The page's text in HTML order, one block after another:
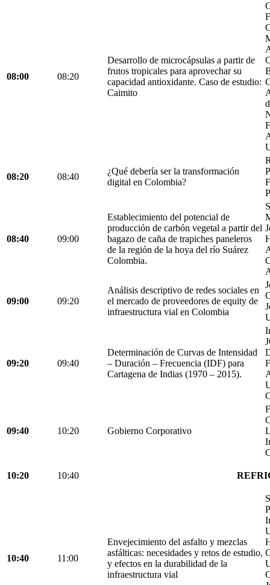
08:00 08:20
Desarrollo de microcápsulas a partir de
frutos tropicales para aprovechar su
capacidad antioxidante. Caso de estudio:
Caimito
08:20 08:40
¿Qué debería ser la transformación
digital en Colombia?
08:40 09:00
Establecimiento del potencial de
producción de carbón vegetal a partir del
bagazo de caña de trapiches paneleros
de la región de la hoya del río Suárez
Colombia.
09:00 09:20
Análisis descriptivo de redes sociales en
el mercado de proveedores de equity de
infraestructura vial en Colombia
09:20 09:40
Determinación de Curvas de Intensidad
– Duración – Frecuencia (IDF) para
Cartagena de Indias (1970 – 2015).
09:40 10:20 Gobierno Corporativo
10:20 10:40
10:40 11:00
Envejecimiento del asfalto y mezclas
asfálticas: necesidades y retos de estudio,
y efectos en la durabilidad de la
infraestructura vial